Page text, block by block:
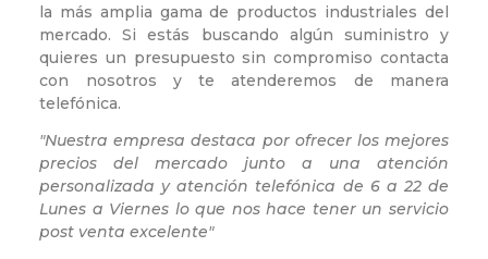
la más amplia gama de productos industriales del
mercado. Si estás buscando algún suministro y
quieres un presupuesto sin compromiso contacta
con nosotros y te atenderemos de manera
telefónica.
"Nuestra empresa destaca por ofrecer los mejores
precios del mercado junto a una atención
personalizada y atención telefónica de 6 a 22 de
Lunes a Viernes lo que nos hace tener un servicio
post venta excelente"